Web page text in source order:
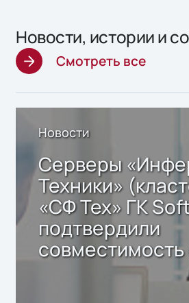
Новости, истории и
Смотреть все
Новости
Серверы
Техники»
«СФ Тех» ГК
подтвердили
совместимость
решением